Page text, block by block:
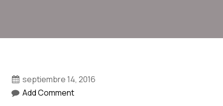
septiembre 14, 2016
Add Comment